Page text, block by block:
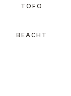
TOPO
BEACHT